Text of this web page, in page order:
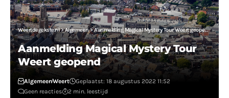
Weertdegekste.nl>Algemeen>Aanmelding Magical Mystery Tour Weert geopend
Aanmelding Magical Mystery Tour
Weert geopend
AlgemeenWeert
Geplaatst: 18 augustus 2022 11:52
Geen reacties
2 min. leestijd